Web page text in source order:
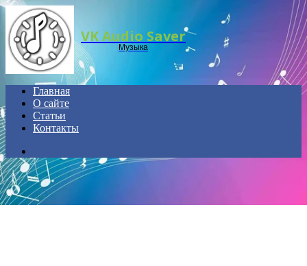
VK Audio Saver
Музыка
Главная
О сайте
Статьи
Контакты
for